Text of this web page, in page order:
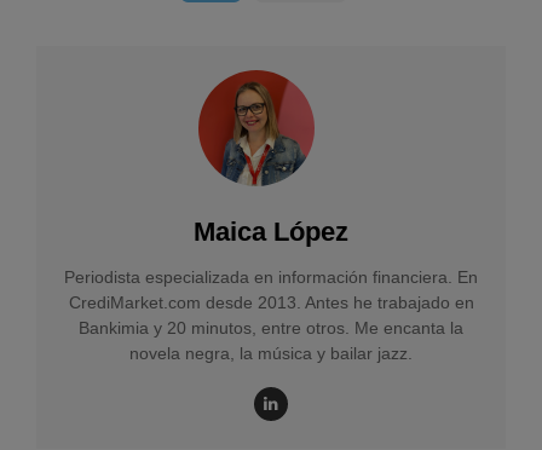
Maica López
Periodista especializada en información financiera. En
CrediMarket.com desde 2013. Antes he trabajado en
Bankimia y 20 minutos, entre otros. Me encanta la
novela negra, la música y bailar jazz.